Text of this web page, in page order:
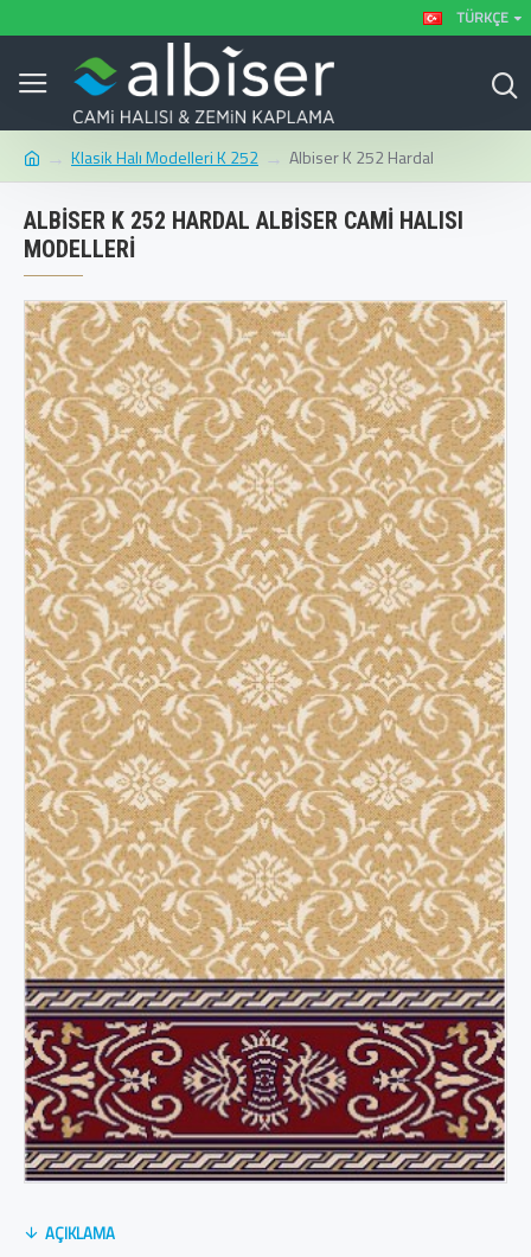
TÜRKÇE
Klasik Halı Modelleri K 252 Albiser K 252 Hardal
ALBISER K 252 HARDAL ALBISER CAMI HALISI
MODELLERI
AÇIKLAMA